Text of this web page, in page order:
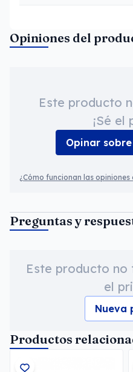
Opiniones del
Este producto
¡Sé el
Opinar
¿Cómo funcionan las opiniones
Preguntas y
Este producto no
el
Nueva
Productos